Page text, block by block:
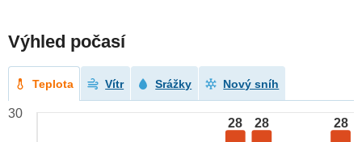
Výhled počasí
Teplota Vítr Srážky Nový sníh
28 28 28
30